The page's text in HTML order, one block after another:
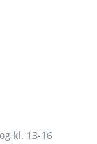
kl. 13-16